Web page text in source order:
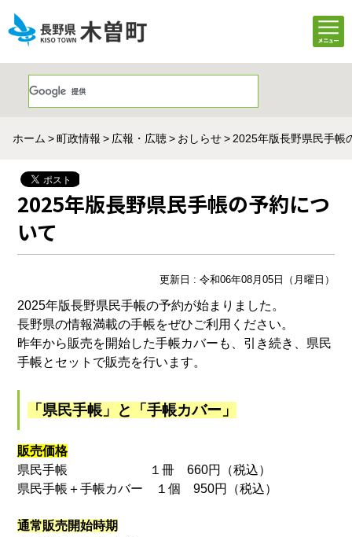
ホーム 町政情報 広報・広聴 おしらせ 2025年版長野県民手帳
2025年版長野県民手帳の予約につ
いて
更新日 : 令和06年08月05日（月曜日）
2025年版長野県民手帳の予約が始まりました。
長野県の情報満載の手帳をぜひご利用ください。
昨年から販売を開始した手帳カバーも、引き続き、県民
手帳とセットで販売を行います。
「県民手帳」と「手帳カバー」
販売価格
県民手帳 １冊 660円（税込）
県民手帳＋手帳カバー １個 950円（税込）
通常販売開始時期